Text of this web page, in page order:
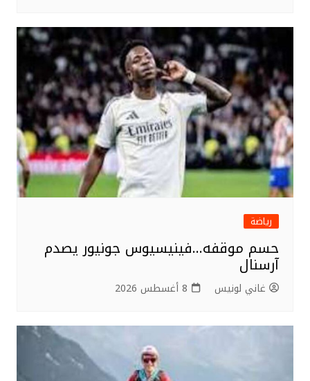
رياضة
حسم موقفه…فينيسيوس جونيور يصدم
آرسنال
غاني لونيس 8 أغسطس 2026